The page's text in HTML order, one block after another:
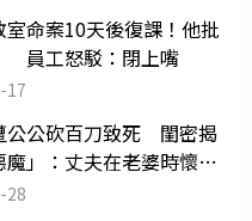
命案10天後復課！他批
員工怒駁：閉上嘴
17
公公砍百刀致死 閨密揭
魔」：丈夫在老婆時懷孕
28